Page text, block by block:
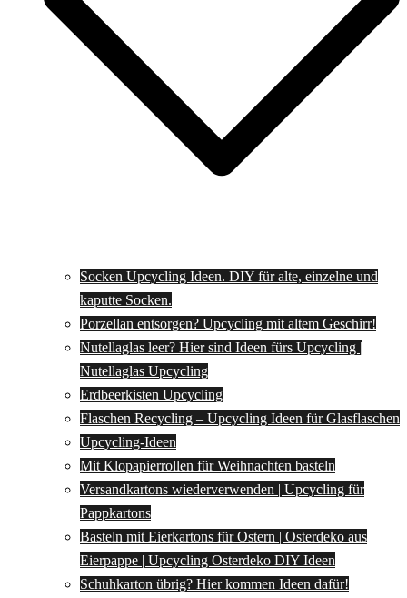
Socken Upcycling Ideen. DIY für alte, einzelne und
kaputte Socken.
Porzellan entsorgen? Upcycling mit altem Geschirr!
Nutellaglas leer? Hier sind Ideen fürs Upcycling |
Nutellaglas Upcycling
Erdbeerkisten Upcycling
Flaschen Recycling – Upcycling Ideen für Glasflaschen
Upcycling-Ideen
Mit Klopapierrollen für Weihnachten basteln
Versandkartons wiederverwenden | Upcycling für
Pappkartons
Basteln mit Eierkartons für Ostern | Osterdeko aus
Eierpappe | Upcycling Osterdeko DIY Ideen
Schuhkarton übrig? Hier kommen Ideen dafür!